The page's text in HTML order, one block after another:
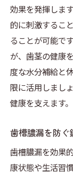
効果を発揮しま
的に刺激するこ
ることが可能で
が、歯茎の健康
度な水分補給と
限に活用しまし
健康を支えます。
歯槽膿漏を防ぐ
歯槽膿漏を効果
康状態や生活習